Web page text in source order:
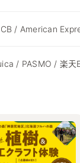
/ American
/ PASMO / 楽